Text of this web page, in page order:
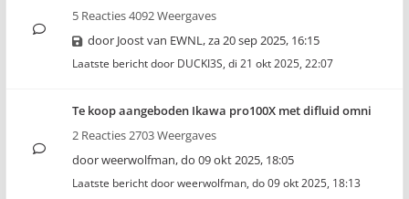
5 Reacties 4092 Weergaves
door Joost van EWNL,za 20 sep 2025, 16:15
Laatste bericht door DUCKI3S, di 21 okt 2025, 22:07
Te koop aangeboden Ikawa pro100X met difluid omni
2 Reacties 2703 Weergaves
doorweerwolfman,do 09 okt 2025, 18:05
Laatste bericht doorweerwolfman, do 09 okt 2025, 18:13